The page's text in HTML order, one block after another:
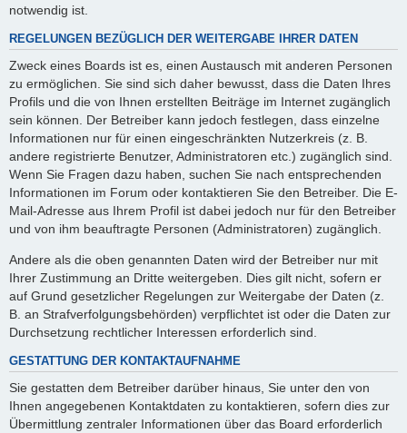
notwendig ist.
REGELUNGEN BEZÜGLICH DER WEITERGABE IHRER DATEN
Zweck eines Boards ist es, einen Austausch mit anderen Personen
zu ermöglichen. Sie sind sich daher bewusst, dass die Daten Ihres
Profils und die von Ihnen erstellten Beiträge im Internet zugänglich
sein können. Der Betreiber kann jedoch festlegen, dass einzelne
Informationen nur für einen eingeschränkten Nutzerkreis (z. B.
andere registrierte Benutzer, Administratoren etc.) zugänglich sind.
Wenn Sie Fragen dazu haben, suchen Sie nach entsprechenden
Informationen im Forum oder kontaktieren Sie den Betreiber. Die E-
Mail-Adresse aus Ihrem Profil ist dabei jedoch nur für den Betreiber
und von ihm beauftragte Personen (Administratoren) zugänglich.
Andere als die oben genannten Daten wird der Betreiber nur mit
Ihrer Zustimmung an Dritte weitergeben. Dies gilt nicht, sofern er
auf Grund gesetzlicher Regelungen zur Weitergabe der Daten (z.
B. an Strafverfolgungsbehörden) verpflichtet ist oder die Daten zur
Durchsetzung rechtlicher Interessen erforderlich sind.
GESTATTUNG DER KONTAKTAUFNAHME
Sie gestatten dem Betreiber darüber hinaus, Sie unter den von
Ihnen angegebenen Kontaktdaten zu kontaktieren, sofern dies zur
Übermittlung zentraler Informationen über das Board erforderlich